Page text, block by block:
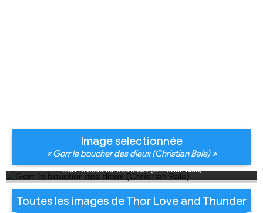
Image selectionnée
« Gorr le boucher des dieux (Christian Bale) »
Gorr le boucher des dieux (Christian Bale)
Toutes les images de Thor Love and Thunder